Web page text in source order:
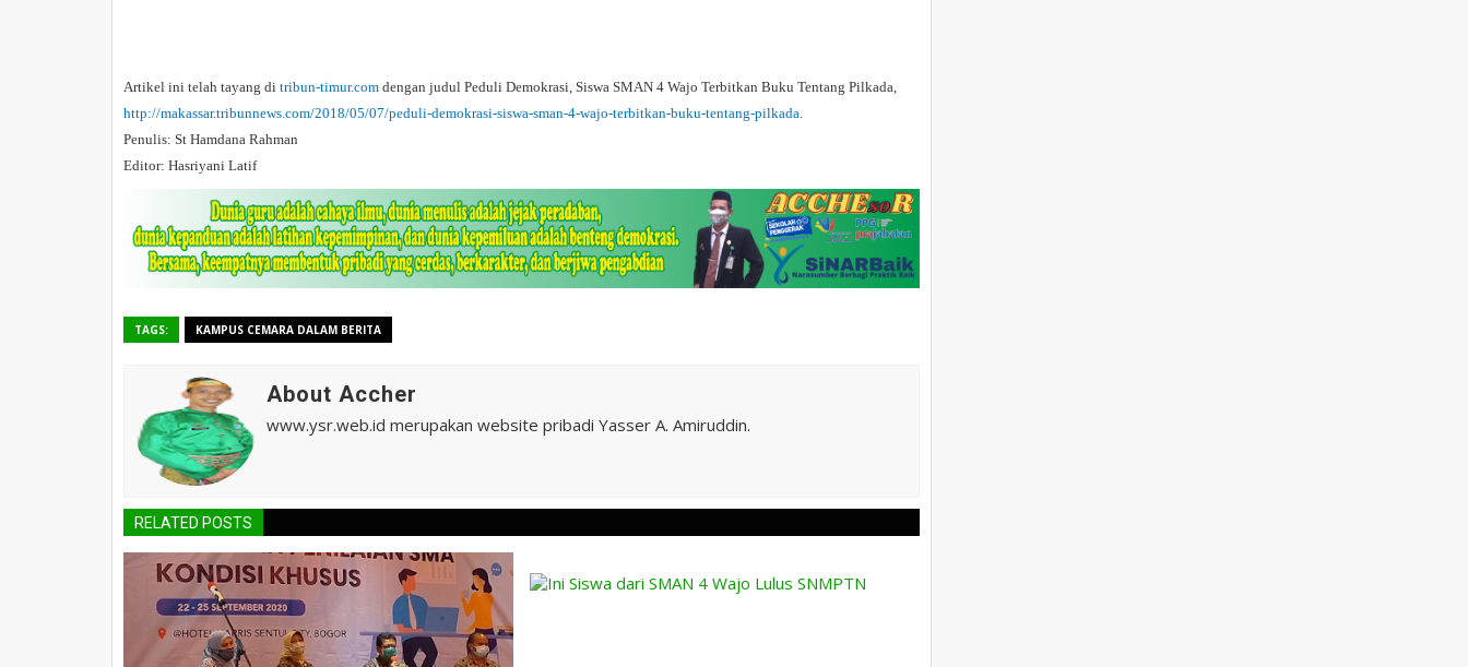
Artikel ini telah tayang di tribun-timur.com dengan judul Peduli Demokrasi, Siswa SMAN 4 Wajo Terbitkan Buku Tentang Pilkada,
http://makassar.tribunnews.com/2018/05/07/peduli-demokrasi-siswa-sman-4-wajo-terbitkan-buku-tentang-pilkada.
Penulis: St Hamdana Rahman
Editor: Hasriyani Latif
TAGS: KAMPUS CEMARA DALAM BERITA
About Accher
www.ysr.web.id merupakan website pribadi Yasser A. Amiruddin.
RELATED POSTS